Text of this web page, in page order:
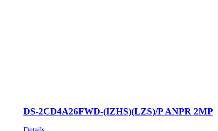
DS-2CD4A26FWD-(IZHS)(LZS)/P ANPR 2MP